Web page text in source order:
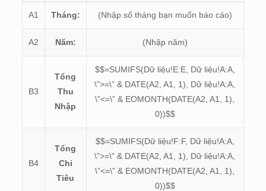
A1 Tháng: (Nhập số tháng bạn muốn báo cáo)
A2 Năm: (Nhập năm)
B3
Tổng
Thu
Nhập
$$=SUMIFS(Dữ liệu!E:E, Dữ liệu!A:A,
\”>=\” & DATE(A2, A1, 1), Dữ liệu!A:A,
\”<=\” & EOMONTH(DATE(A2, A1, 1),
0))$$
B4
Tổng
Chi
Tiêu
$$=SUMIFS(Dữ liệu!F:F, Dữ liệu!A:A,
\”>=\” & DATE(A2, A1, 1), Dữ liệu!A:A,
\”<=\” & EOMONTH(DATE(A2, A1, 1),
0))$$